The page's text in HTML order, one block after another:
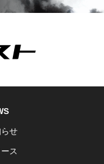
せ
ス